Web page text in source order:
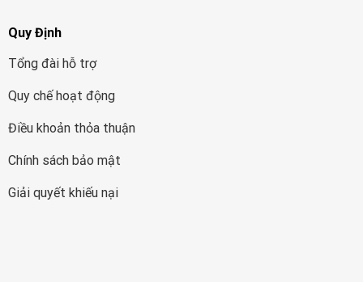
Quy Định
Tổng đài hỗ trợ
Quy chế hoạt động
Điều khoản thỏa thuận
Chính sách bảo mật
Giải quyết khiếu nại